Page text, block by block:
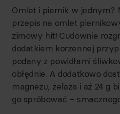
Omlet i piernik w jednym?
przepis na omlet
zimowy hit! Cudownie
dodatkiem korzennej
podany z powidłami
obłędnie. A dodatkowo
magnezu, żelaza i aż 24 g
go spróbować –